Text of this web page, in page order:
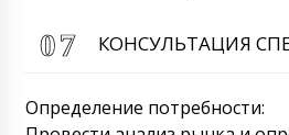
КОНСУЛЬТАЦИЯ
Определение потребности:
Красноярск, вы доставляете